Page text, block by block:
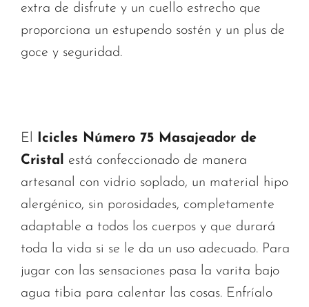
extra de disfrute y un cuello estrecho que
proporciona un estupendo sostén y un plus de
goce y seguridad.
El
Icicles Número 75 Masajeador de
Cristal
está confeccionado de manera
artesanal con vidrio soplado, un material hipo
alergénico, sin porosidades, completamente
adaptable a todos los cuerpos y que durará
toda la vida si se le da un uso adecuado. Para
jugar con las sensaciones pasa la varita bajo
agua tibia para calentar las cosas. Enfríalo